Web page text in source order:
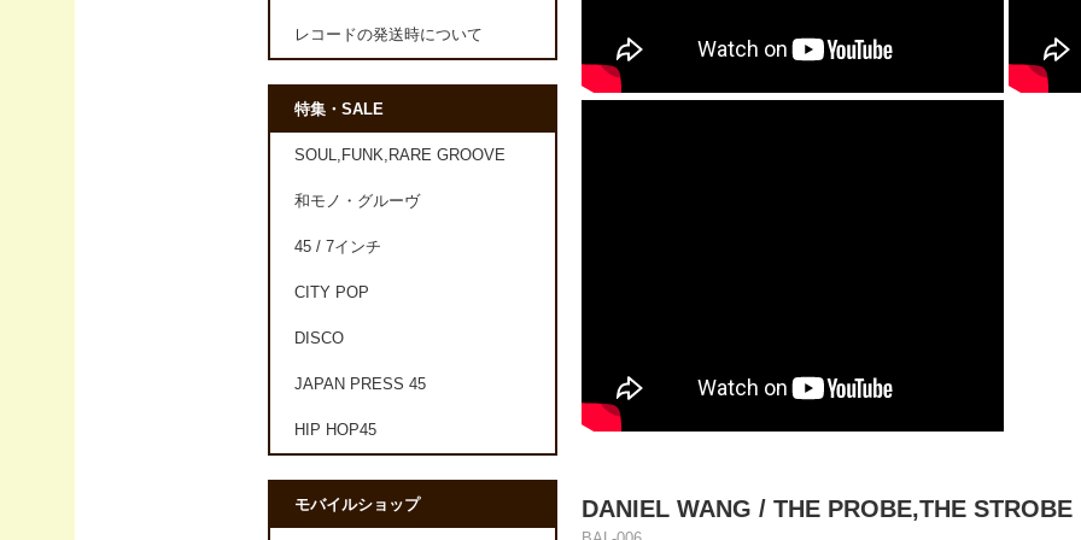
DANIEL WANG / THE PROBE,THE
レコードの発送時について
特集・SALE
SOUL,FUNK,RARE GROOVE
和モノ・グルーヴ
45 / 7インチ
CITY POP
DISCO
JAPAN PRESS 45
HIP HOP45
モバイルショップ